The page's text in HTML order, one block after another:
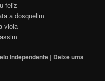
feliz
a dosquelim
viola
Independente | Deixe uma